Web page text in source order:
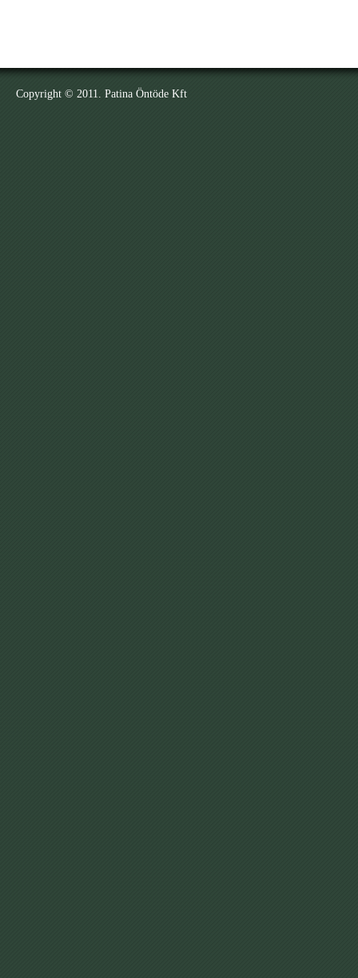
Copyright © 2011. Patina Öntöde Kft